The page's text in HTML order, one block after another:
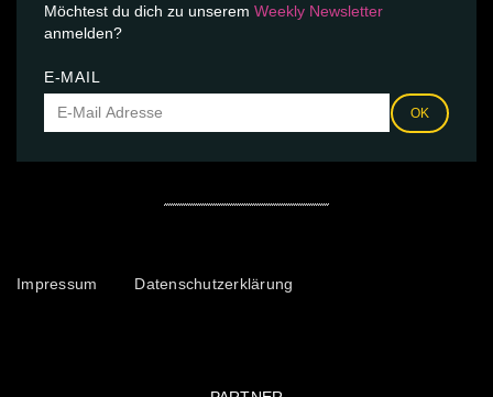
Möchtest du dich zu unserem Weekly Newsletter
anmelden?
E-MAIL
OK
Impressum Datenschutzerklärung